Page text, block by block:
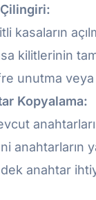
kasaların
kilitlerinin
unutma
Kopyalama:
anahtarların
anahtar